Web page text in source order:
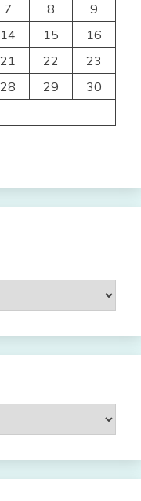
7 8
9
14 15
16
21 22
23
28 29
30